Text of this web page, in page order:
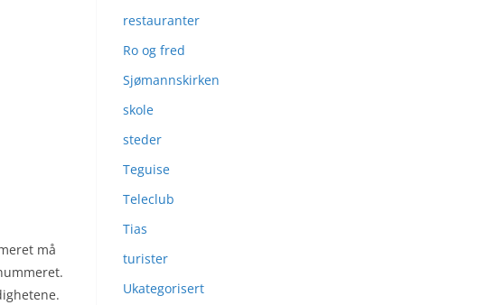
må
restauranter
Ro og fred
Sjømannskirken
skole
steder
Teguise
Teleclub
Tias
turister
Ukategorisert